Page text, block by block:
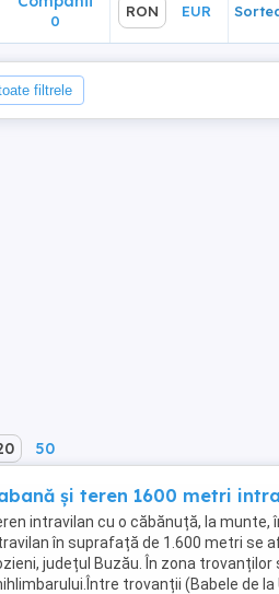
0
RON EUR
filtrele
50
și teren 1600 metri
intravilan cu o căbănuță, la munte,
în suprafață de 1.600 metri se
județul Buzău. În zona trovanților
trovanții (Babele de